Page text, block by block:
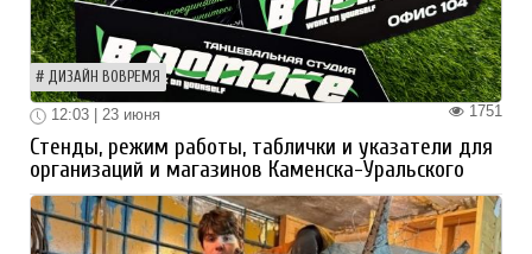
ДИЗАЙН ВОВРЕМЯ
1751
12:03 | 23 июня
Стенды, режим работы, таблички и указатели для
организаций и магазинов Каменска-Уральского